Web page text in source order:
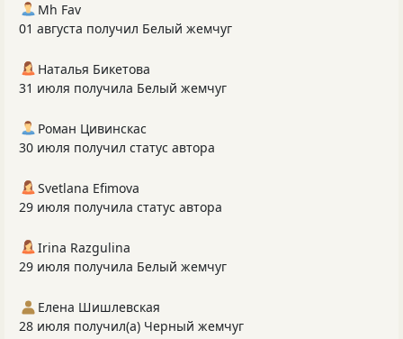
Mh Fav
01 августа получил Белый жемчуг
Наталья Бикетова
31 июля получила Белый жемчуг
Роман Цивинскас
30 июля получил статус автора
Svetlana Efimova
29 июля получила статус автора
Irina Razgulina
29 июля получила Белый жемчуг
Елена Шишлевская
28 июля получил(а) Черный жемчуг